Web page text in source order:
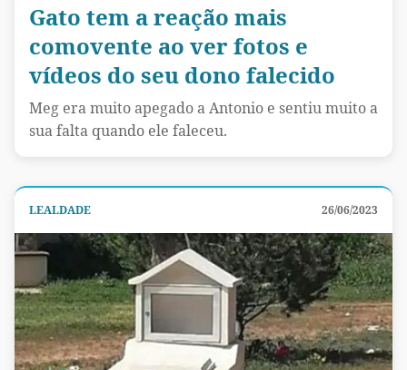
Gato tem a reação mais
comovente ao ver fotos e
vídeos do seu dono falecido
Meg era muito apegado a Antonio e sentiu muito a
sua falta quando ele faleceu.
LEALDADE 26/06/2023